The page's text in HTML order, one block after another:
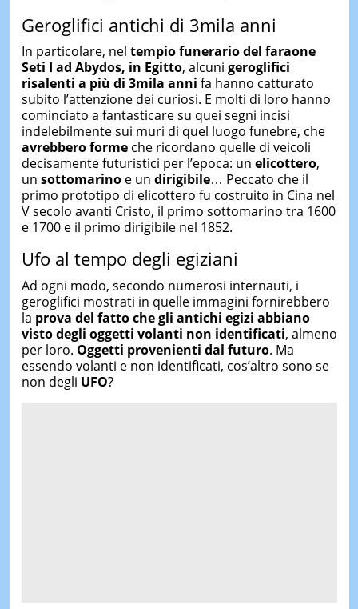
Geroglifici antichi di 3mila anni
In particolare, nel tempio funerario del faraone
Seti I ad Abydos, in Egitto, alcuni geroglifici
risalenti a più di 3mila anni fa hanno catturato
subito l’attenzione dei curiosi. E molti di loro hanno
cominciato a fantasticare su quei segni incisi
indelebilmente sui muri di quel luogo funebre, che
avrebbero forme che ricordano quelle di veicoli
decisamente futuristici per l’epoca: un elicottero,
un sottomarinoe un dirigibile… Peccato che il
primo prototipo di elicottero fu costruito in Cina nel
V secolo avanti Cristo, il primo sottomarino tra 1600
e 1700 e il primo dirigibile nel 1852.
Ufo al tempo degli egiziani
Ad ogni modo, secondo numerosi internauti, i
geroglifici mostrati in quelle immagini fornirebbero
la prova del fatto che gli antichi egizi abbiano
visto degli oggetti volanti non identificati, almeno
per loro. Oggetti provenienti dal futuro. Ma
essendo volanti e non identificati, cos’altro sono se
non degli UFO?